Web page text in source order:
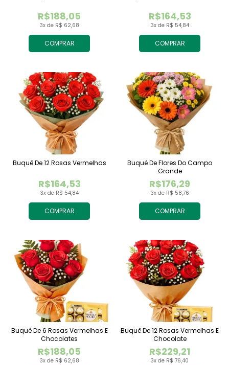
COMPRAR
3x de R$ 62,68
R$188,05
COMPRAR
3x de R$ 54,84
R$164,53
COMPRAR
3x de R$ 54,84
R$164,53
Buquê De 12 Rosas Vermelhas
COMPRAR
3x de R$ 58,76
R$176,29
Buquê De Flores Do Campo
Grande
3x de R$ 62,68
R$188,05
Buquê De 6 Rosas Vermelhas E
Chocolates
3x de R$ 76,40
R$229,21
Buquê De 12 Rosas Vermelhas E
Chocolate